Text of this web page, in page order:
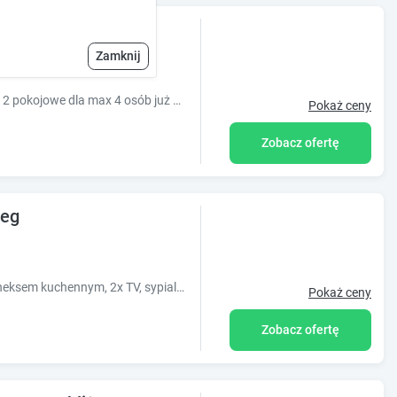
Zamknij
LAST MINUTE!!! 8-15.08 apartamenty 1 i 2 pokojowe dla max 4 osób już od 2000 zł/pobyt Pokaż ceny
Zobacz ofertę
Apartament 2 pokojowy, salon z sofą i aneksem kuchennym, 2x TV, sypialnia, łazienka z pralką ,WC i prysznicem oraz 17m2 taras Pokaż ceny
Zobacz ofertę